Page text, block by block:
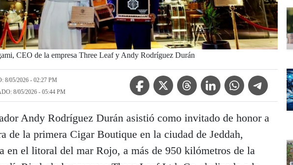
CEO de la empresa Three Leaf y Andy Rodríguez Durán
8/05/2026 - 02:27 PM
8/05/2026 - 05:44 PM
Facebook IconTwitter IconThreads IconLinkedin IconWhatsApp IconTelegram Icon
Andy Rodríguez Durán asistió como invitado de honor a
de la primera Cigar Boutique en la ciudad de Jeddah,
en el litoral del mar Rojo, a más de 950 kilómetros de la